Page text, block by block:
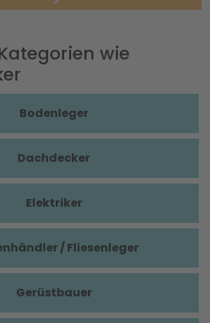
wie
Bodenleger
Dachdecker
Elektriker
/ Fliesenleger
Gerüstbauer